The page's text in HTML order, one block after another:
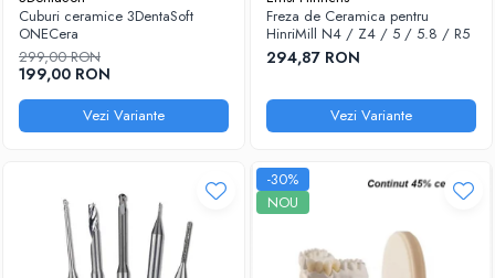
Disc Nano Compozit
Disc PMMA Eldy Plus
Diverse
hs-opaque
Sablatoare
Soclatoare
Cuburi ceramice 3DentaSoft
ONECera
299,00 RON
199,00 RON
Vezi Variante
Freza de Ceramica pentru
HinriMill N4 / Z4 / 5 / 5.8 / R5
294,87 RON
Vezi Variante
-30%
NOU